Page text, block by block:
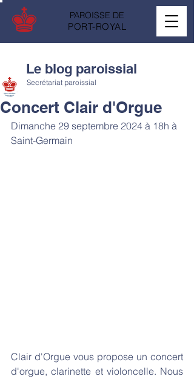
PAROISSE DE
PORT-ROYAL
Concert Clair d'Orgue
Secrétariat paroissial
Dimanche 29 septembre 2024 à 18h à
Saint-Germain
Clair d'Orgue vous propose un concert
d'orgue, clarinette et violoncelle. Nous
Le blog paroissial